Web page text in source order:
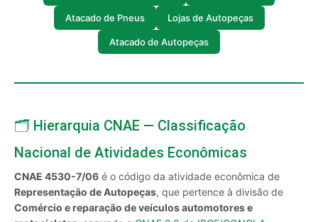
Atacado de Pneus Lojas de Autopeças
Atacado de Autopeças
🗂️ Hierarquia CNAE — Classificação
Nacional de Atividades Econômicas
CNAE 4530-7/06 é o código da atividade econômica de
Representação de Autopeças, que pertence à divisão de
Comércio e reparação de veículos automotores e